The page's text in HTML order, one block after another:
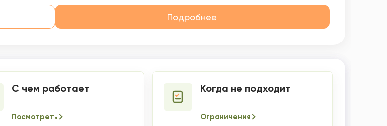
Подробнее
С чем работает
Посмотреть
Когда не подходит
Ограничения